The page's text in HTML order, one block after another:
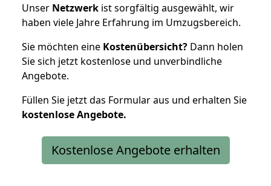
Unser Netzwerk ist sorgfältig ausgewählt, wir
haben viele Jahre Erfahrung im Umzugsbereich.
Sie möchten eine Kostenübersicht? Dann holen
Sie sich jetzt kostenlose und unverbindliche
Angebote.
Füllen Sie jetzt das Formular aus und erhalten Sie
kostenloseAngebote.
Kostenlose Angebote erhalten